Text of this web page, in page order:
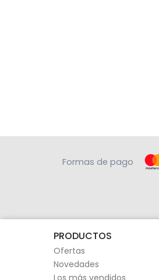
Formas de pago
PRODUCTOS
Ofertas
Novedades